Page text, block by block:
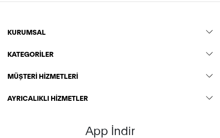
KURUMSAL
KATEGORİLER
MÜŞTERİ HİZMETLERİ
AYRICALIKLI HİZMETLER
App İndir